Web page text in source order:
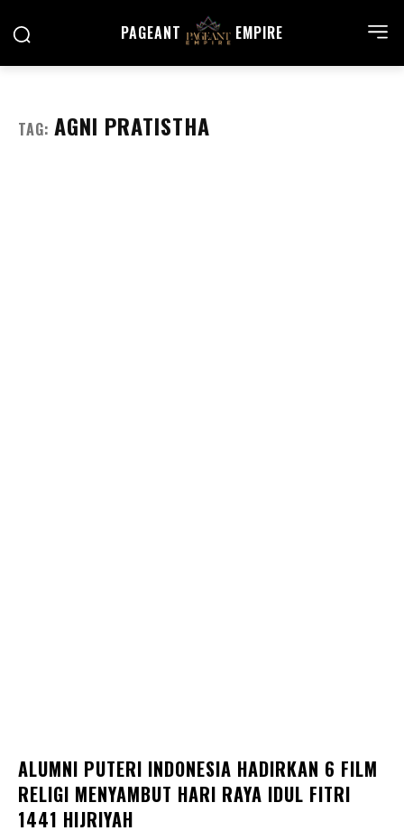
PAGEANT EMPIRE
TAG: AGNI PRATISTHA
ALUMNI PUTERI INDONESIA HADIRKAN 6 FILM
RELIGI MENYAMBUT HARI RAYA IDUL FITRI
1441 HIJRIYAH